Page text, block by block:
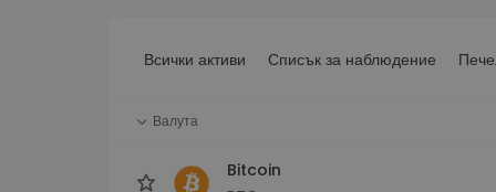
инвестиране
Над 1 000 опции за
Всички активи Списък за наблюдение
Валута
Bitcoin